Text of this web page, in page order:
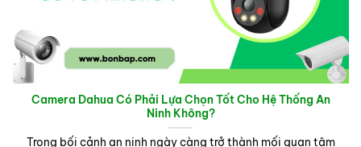
Camera Dahua Có Phải Lựa Chọn Tốt Cho Hệ Thống An
Ninh Không?
Trong bối cảnh an ninh ngày càng trở thành mối quan tâm